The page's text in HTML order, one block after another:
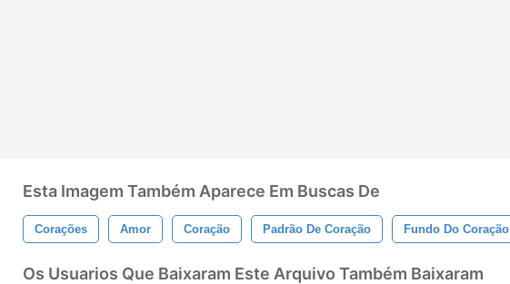
Esta Imagem Também Aparece Em Buscas De
Corações Amor Coração Padrão De Coração Fundo Do Coração
Os Usuarios Que Baixaram Este Arquivo Também Baixaram